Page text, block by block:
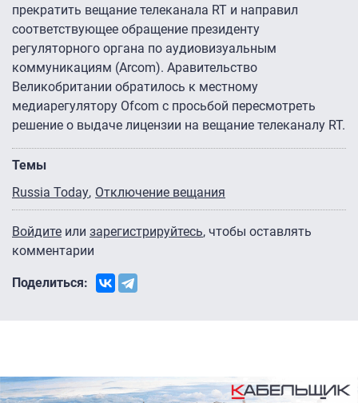
прекратить вещание телеканала RT и направил
соответствующее обращение президенту
регуляторного органа по аудиовизуальным
коммуникациям (Arcom). Аравительство
Великобритании обратилось к местному
медиарегулятору Ofcom с просьбой пересмотреть
решение о выдаче лицензии на вещание телеканалу RT.
Темы
Russia Today Отключение вещания
Войдите или зарегистрируйтесь, чтобы оставлять
комментарии
Поделиться: